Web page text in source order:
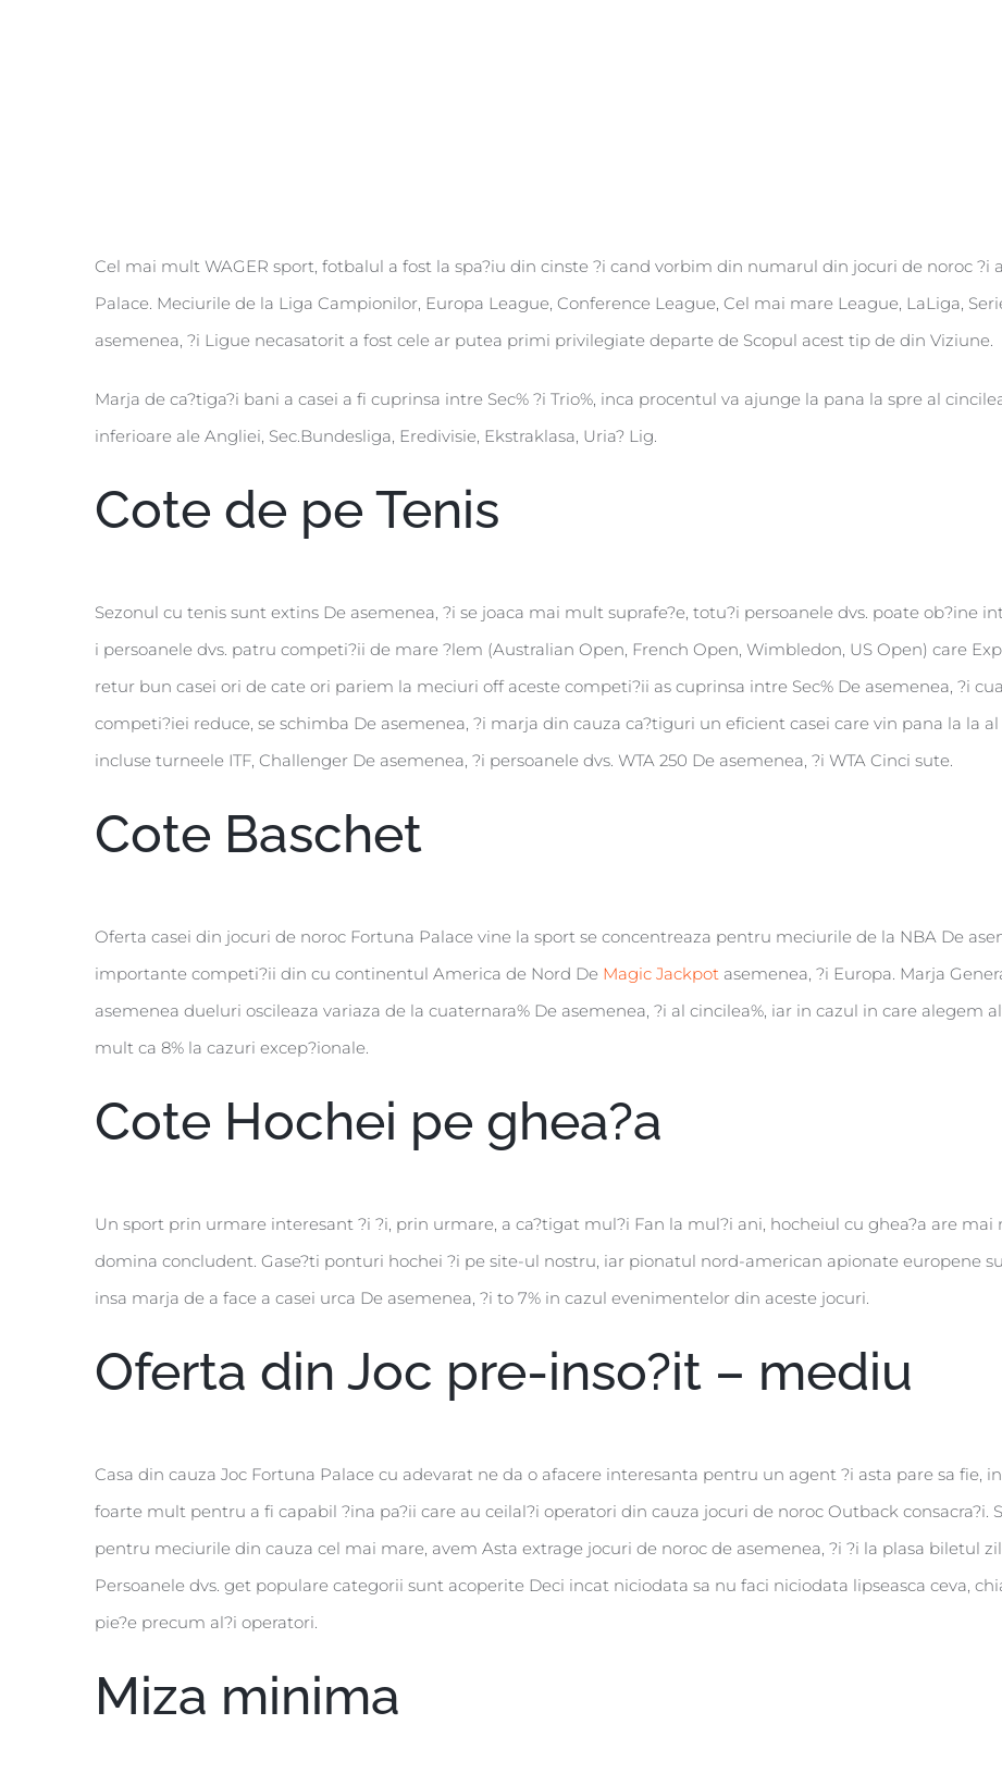
Cel mai mult WAGER sport, fotbalul a fost la spa?iu din cinste ?i cand vorbim din numarul din jocuri de noroc ?i
Palace. Meciurile de la Liga Campionilor, Europa League, Conference League, Cel mai mare League, LaLiga,
asemenea, ?i Ligue necasatorit a fost cele ar putea primi privilegiate departe de Scopul acest tip de din Viziune.
Marja de ca?tiga?i bani a casei a fi cuprinsa intre Sec% ?i Trio%, inca procentul va ajunge la pana la spre al
inferioare ale Angliei, Sec.Bundesliga, Eredivisie, Ekstraklasa, Uria? Lig.
Cote de pe Tenis
Sezonul cu tenis sunt extins De asemenea, ?i se joaca mai mult suprafe?e, totu?i persoanele dvs. poate ob?ine
i persoanele dvs. patru competi?ii de mare ?lem (Australian Open, French Open, Wimbledon, US Open) care
retur bun casei ori de cate ori pariem la meciuri off aceste competi?ii as cuprinsa intre Sec% De asemenea, ?i
competi?iei reduce, se schimba De asemenea, ?i marja din cauza ca?tiguri un eficient casei care vin pana la la
incluse turneele ITF, Challenger De asemenea, ?i persoanele dvs. WTA 250 De asemenea, ?i WTA Cinci sute.
Cote Baschet
Oferta casei din jocuri de noroc Fortuna Palace vine la sport se concentreaza pentru meciurile de la NBA De
importante competi?ii din cu continentul America de Nord De Magic Jackpot asemenea, ?i Europa. Marja
asemenea dueluri oscileaza variaza de la cuaternara% De asemenea, ?i al cincilea%, iar in cazul in care alegem
mult ca 8% la cazuri excep?ionale.
Cote Hochei pe ghea?a
Un sport prin urmare interesant ?i ?i, prin urmare, a ca?tigat mul?i Fan la mul?i ani, hocheiul cu ghea?a are
domina concludent. Gase?ti ponturi hochei ?i pe site-ul nostru, iar pionatul nord-american apionate europene
insa marja de a face a casei urca De asemenea, ?i to 7% in cazul evenimentelor din aceste jocuri.
Oferta din Joc pre-inso?it – mediu
Casa din cauza Joc Fortuna Palace cu adevarat ne da o afacere interesanta pentru un agent ?i asta pare sa fie,
foarte mult pentru a fi capabil ?ina pa?ii care au ceilal?i operatori din cauza jocuri de noroc Outback consacra?i.
pentru meciurile din cauza cel mai mare, avem Asta extrage jocuri de noroc de asemenea, ?i ?i la plasa biletul
Persoanele dvs. get populare categorii sunt acoperite Deci incat niciodata sa nu faci niciodata lipseasca ceva,
pie?e precum al?i operatori.
Miza minima